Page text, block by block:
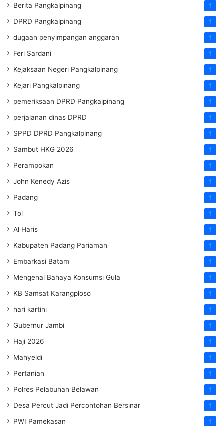
Berita Pangkalpinang 1
DPRD Pangkalpinang 1
dugaan penyimpangan anggaran 1
Feri Sardani 1
Kejaksaan Negeri Pangkalpinang 1
Kejari Pangkalpinang 1
pemeriksaan DPRD Pangkalpinang 1
perjalanan dinas DPRD 1
SPPD DPRD Pangkalpinang 1
Sambut HKG 2026 1
Perampokan 1
John Kenedy Azis 1
Padang 1
Tol 1
Al Haris 1
Kabupaten Padang Pariaman 1
Embarkasi Batam 1
Mengenal Bahaya Konsumsi Gula 1
KB Samsat Karangploso 1
hari kartini 1
Gubernur Jambi 1
Haji 2026 1
Mahyeldi 1
Pertanian 1
Polres Pelabuhan Belawan 1
Desa Percut Jadi Percontohan Bersinar 1
PWI Pamekasan 1